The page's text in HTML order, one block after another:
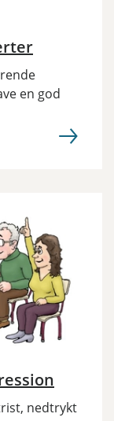
en god
nedtrykt